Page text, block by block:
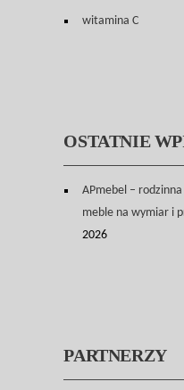
witamina C
OSTATNIE
APmebel –
meble na wymiar i
2026
PARTNERZY